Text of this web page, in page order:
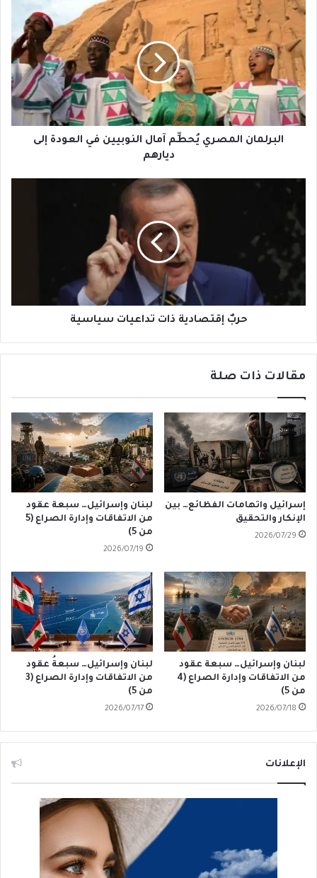
البرلمان
المصري
يُحطِّم
آمال
النوبيين
في
العودة
إلى
ديارهم
البرلمان المصري يُحطِّم آمال النوبيين في العودة إلى
ديارهم
تداعيات
سياسية
حربٌ إقتصادية ذات تداعيات سياسية
مقالات ذات صلة
إسرائيل واتهامات الفظائع… بين
الإنكار والتحقيق
2026/07/29
لبنان وإسرائيل… سبعة عقود
من الاتفاقات وإدارة الصراع (5
من 5)
2026/07/19
لبنان وإسرائيل… سبعة عقود
من الاتفاقات وإدارة الصراع (4
من 5)
2026/07/18
لبنان وإسرائيل… سبعةُ عقود
من الاتفاقات وإدارة الصراع (3
من 5)
2026/07/17
الإعلانات